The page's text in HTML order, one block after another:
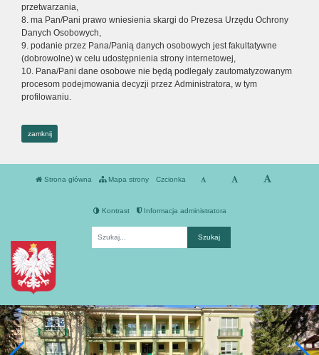
przetwarzania,
8. ma Pan/Pani prawo wniesienia skargi do Prezesa Urzędu Ochrony
Danych Osobowych,
9. podanie przez Pana/Panią danych osobowych jest fakultatywne
(dobrowolne) w celu udostępnienia strony internetowej,
10. Pana/Pani dane osobowe nie będą podlegały zautomatyzowanym
procesom podejmowania decyzji przez Administratora, w tym
profilowaniu.
zamknij
Strona główna Mapa strony Czcionka
Kontrast Informacja administratora